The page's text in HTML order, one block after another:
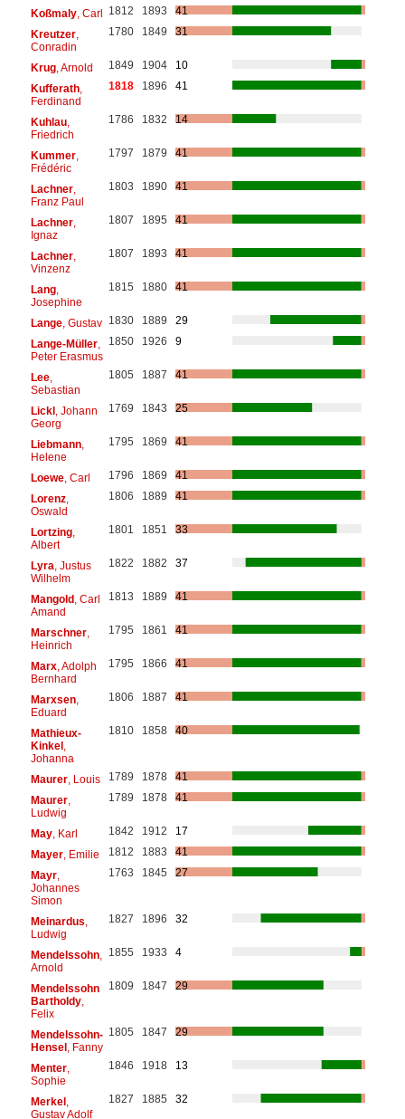
Koßmaly, Carl 1812 1893
41
Kreutzer,
Conradin
1780 1849 31
Krug, Arnold 1849 1904
10
Kufferath,
Ferdinand
1818 1896 41
Kuhlau,
Friedrich
1786 1832 14
Kummer,
Frédéric
1797 1879 41
Lachner,
Franz Paul
1803 1890 41
Lachner,
Ignaz
1807 1895 41
Lachner,
Vinzenz
1807 1893 41
Lang,
Josephine
1815 1880 41
Lange, Gustav 1830 1889
29
Lange-Müller,
Peter Erasmus
1850 1926 9
Lee,
Sebastian
1805 1887 41
Lickl, Johann
Georg
1769 1843 25
Liebmann,
Helene
1795 1869 41
Loewe, Carl 1796 1869
41
Lorenz,
Oswald
1806 1889 41
Lortzing,
Albert
1801 1851 33
Lyra , Justus
Wilhelm
1822 1882 37
Mangold, Carl
Amand
1813 1889 41
Marschner,
Heinrich
1795 1861 41
Marx, Adolph
Bernhard
1795 1866 41
Marxsen,
Eduard
1806 1887 41
Mathieux-
Kinkel,
Johanna
1810 1858 40
Maurer, Louis 1789 1878
41
Maurer,
Ludwig
1789 1878 41
May, Karl 1842 1912
17
Mayer, Emilie 1812 1883
41
Mayr,
Johannes
Simon
1763 1845 27
Meinardus
Ludwig
1827 1896 32
Mendelssohn,
Arnold
1855 1933 4
Mendelssohn
Bartholdy,
Felix
1809 1847 29
Mendelssohn-
Hensel, Fanny
1805 1847 29
Menter,
Sophie
1846 1918 13
Merkel,
Gustav Adolf
1827 1885 32